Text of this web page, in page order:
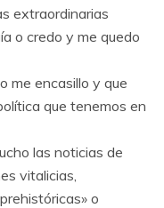
extraordinarias
o credo y me quedo
me encasillo y que
que tenemos en
las noticias de
vitalicias,
o